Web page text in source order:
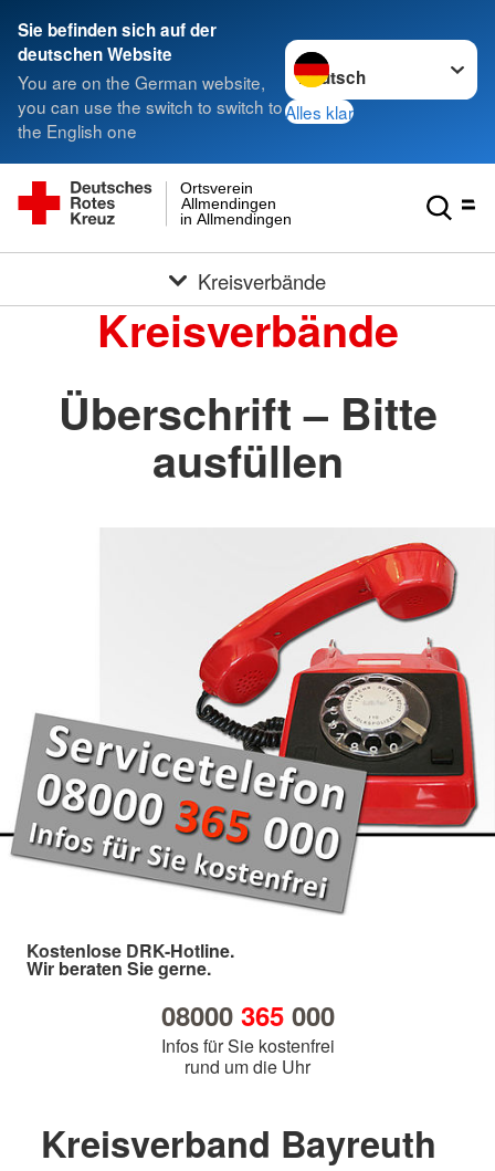
Sie befinden sich auf der
deutschen Website
You are on the German website,
you can use the switch to switch to
the English one
Sprache wechseln zu
Alles klar
in Allmendingen
Allmendingen
Ortsverein
Kreisverbände
Kreisverbände
Überschrift – Bitte
ausfüllen
Kostenlose DRK-Hotline.
Wir beraten Sie gerne.
08000 365000
Infos für Sie kostenfrei
rund um die Uhr
Kreisverband Bayreuth